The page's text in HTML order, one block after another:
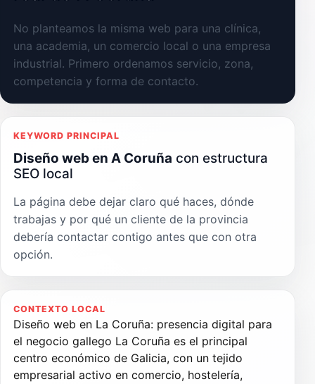
No planteamos la misma web para una clínica,
una academia, un comercio local o una empresa
industrial. Primero ordenamos servicio, zona,
competencia y forma de contacto.
KEYWORD PRINCIPAL
Diseño web en A Coruña con estructura
SEO local
La página debe dejar claro qué haces, dónde
trabajas y por qué un cliente de la provincia
debería contactar contigo antes que con otra
opción.
CONTEXTO LOCAL
Diseño web en La Coruña: presencia digital para
el negocio gallego La Coruña es el principal
centro económico de Galicia, con un tejido
empresarial activo en comercio, hostelería,